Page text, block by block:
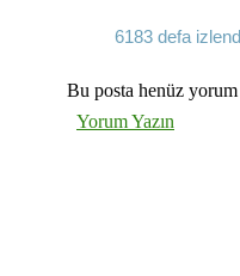
6183 defa
Bu posta henüz yorum
Yorum Yazın